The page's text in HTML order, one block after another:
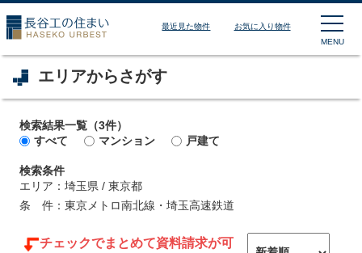
長谷工の住まい
最近見た物件
お気に入り物件
MENU
エリアからさがす
検索結果一覧（3件）
すべて
マンション 戸建て
検索条件
エリア： 埼玉県 / 東京都
条 件： 東京メトロ南北線・埼玉高速鉄道
チェックでまとめて資料請求が可